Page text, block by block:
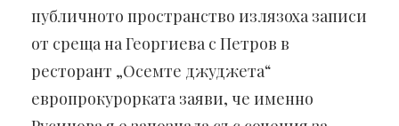
публичното пространство излязоха записи
от среща на Георгиева с Петров в
ресторант „Осемте джуджета“
европрокурорката заяви, че именно